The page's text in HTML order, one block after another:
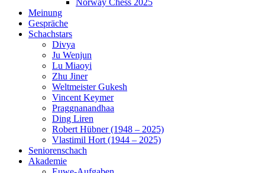
Norway Chess 2025
Meinung
Gespräche
Schachstars
Divya
Ju Wenjun
Lu Miaoyi
Zhu Jiner
Weltmeister Gukesh
Vincent Keymer
Praggnanandhaa
Ding Liren
Robert Hübner (1948 – 2025)
Vlastimil Hort (1944 – 2025)
Seniorenschach
Akademie